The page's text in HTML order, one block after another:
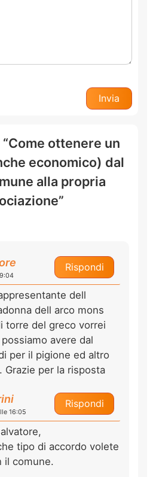
ottenere un
economico) dal
alla propria
Rispondi
dell
dell arco mons
torre del greco vorrei
avere dal
per il pigione ed altro
Grazie per la risposta
Rispondi
16:05
tipo di accordo volete
il comune.